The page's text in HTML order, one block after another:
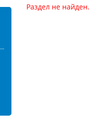
Раздел не найден.